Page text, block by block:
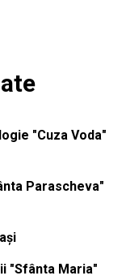
"Cuza Voda"
Parascheva"
"Sfânta Maria"